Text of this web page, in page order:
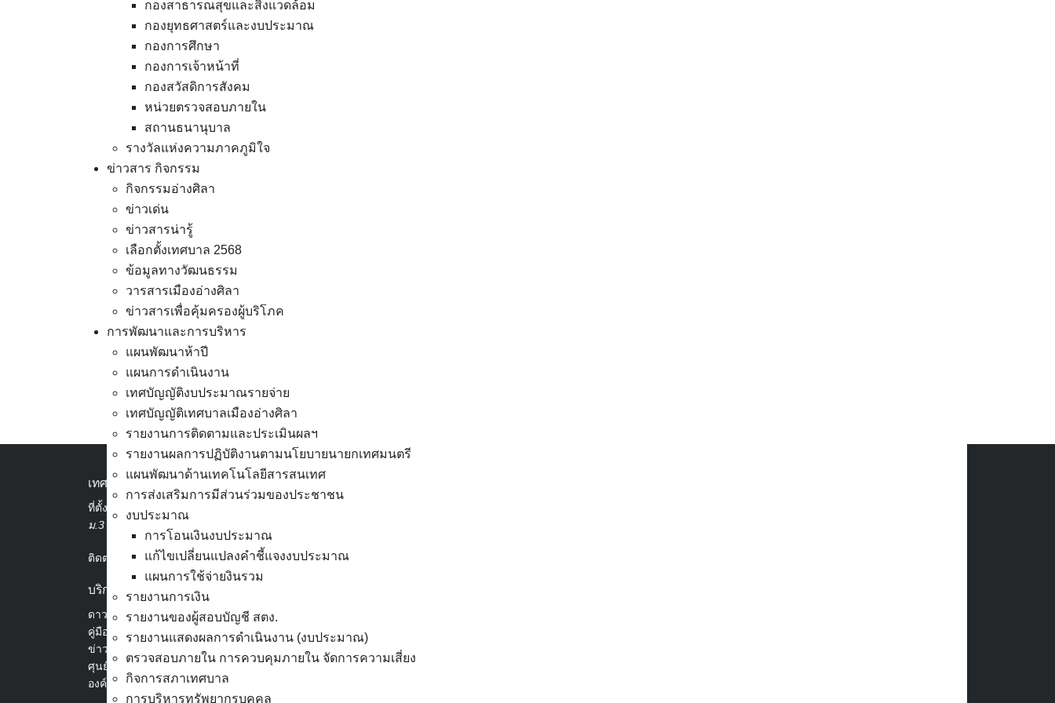
กองสาธารณสุขและสิ่งแวดล้อม
กองยุทธศาสตร์และงบประมาณ
กองการศึกษา
กองการเจ้าหน้าที่
กองสวัสดิการสังคม
หน่วยตรวจสอบภายใน
สถานธนานุบาล
รางวัลแห่งความภาคภูมิใจ
ข่าวสาร กิจกรรม
กิจกรรมอ่างศิลา
ข่าวเด่น
ข่าวสารน่ารู้
เลือกตั้งเทศบาล 2568
ข้อมูลทางวัฒนธรรม
วารสารเมืองอ่างศิลา
ข่าวสารเพื่อคุ้มครองผู้บริโภค
การพัฒนาและการบริหาร
แผนพัฒนาห้าปี
แผนการดำเนินงาน
เทศบัญญัติงบประมาณรายจ่าย
เทศบัญญัติเทศบาลเมืองอ่างศิลา
รายงานการติดตามและประเมินผลฯ
รายงานผลการปฏิบัติงานตามนโยบายนายกเทศมนตรี
แผนพัฒนาด้านเทคโนโลยีสารสนเทศ
การส่งเสริมการมีส่วนร่วมของประชาชน
งบประมาณ
การโอนเงินงบประมาณ
แก้ไขเปลี่ยนแปลงคำชี้แจงงบประมาณ
แผนการใช้จ่ายงินรวม
รายงานการเงิน
รายงานของผู้สอบบัญชี สตง.
รายงานแสดงผลการดำเนินงาน (งบประมาณ)
ตรวจสอบภายใน การควบคุมภายใน จัดการความเสี่ยง
กิจการสภาเทศบาล
การบริหารทรัพยากรบุคคล
ผู้ชนะการเสนอราคา-จ้างซ่อมรถ-JCB-ทะเบียน-ตค-4532
เทศบาลเมืองอ่างศิลา
ที่ตั้ง :
สำนักงานเทศบาลเมืองอ่างศิลา 90/338
ม.3 ต.เสม็ด อ.เมือง จ.ชลบุรี 20000
ติดต่อ : 038-142-100-104
บริการประชาชน
ดาวน์โหลดแบบฟอร์ม, เอกสาร
คู่มือสำหรับประชาชน/คู่มือการปฏิบัติงาน
ข่าวสารน่ารู้
ศุนย์ข้อมูลข่าวสารอิเล็กทรอนิกส์
องค์ความรู้ (Knowledge Management)